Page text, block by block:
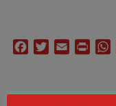
FacebookTwitterEmail Print